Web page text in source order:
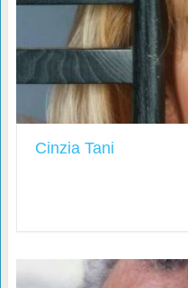
Cinzia Tani